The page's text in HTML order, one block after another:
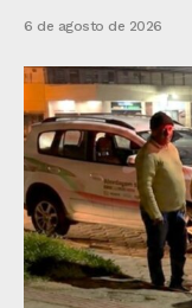
6 de agosto de 2026